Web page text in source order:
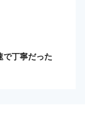
で丁寧だった